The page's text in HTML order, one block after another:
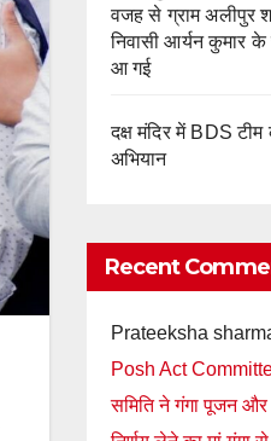
वजह से ग्राम अलीपुर
निवासी आर्यन कुमार
आ गई
दक्ष मंदिर में BDS
अभियान
Recent
Prateeksha
Posh Act
समिति ने गंगा पूजन और